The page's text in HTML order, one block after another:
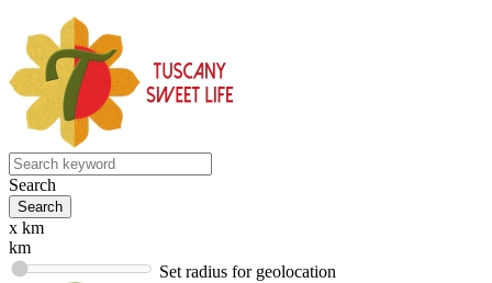
Search
x km
km
Set radius for geolocation